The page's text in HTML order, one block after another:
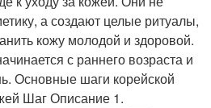
а создают целые ритуалы,
кожу молодой и здоровой.
с раннего возраста и
Основные шаги корейской
Шаг Описание 1.